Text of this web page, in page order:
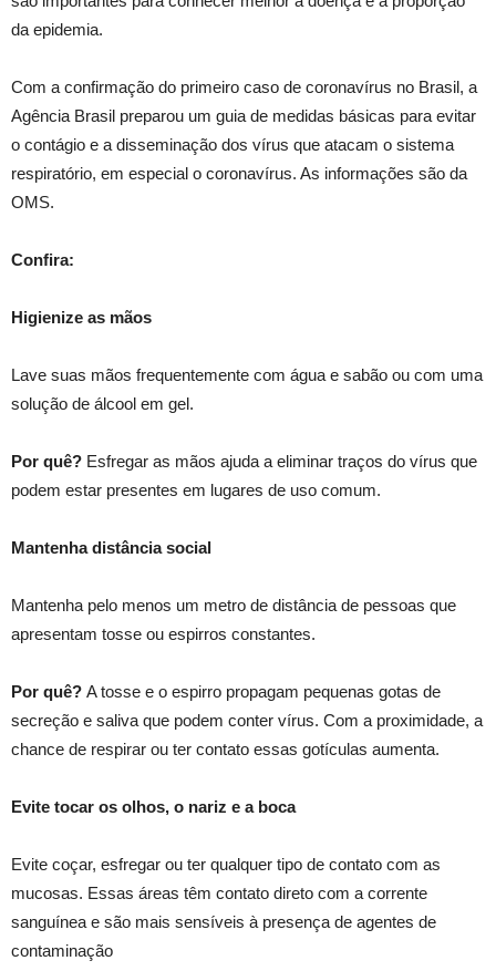
da epidemia.
Com a confirmação do primeiro caso de coronavírus no Brasil, a
Agência Brasil preparou um guia de medidas básicas para evitar
o contágio e a disseminação dos vírus que atacam o sistema
respiratório, em especial o coronavírus. As informações são da
OMS.
Confira:
Higienize as mãos
Lave suas mãos frequentemente com água e sabão ou com uma
solução de álcool em gel.
Por quê? Esfregar as mãos ajuda a eliminar traços do vírus que
podem estar presentes em lugares de uso comum.
Mantenha distância social
Mantenha pelo menos um metro de distância de pessoas que
apresentam tosse ou espirros constantes.
Por quê? A tosse e o espirro propagam pequenas gotas de
secreção e saliva que podem conter vírus. Com a proximidade, a
chance de respirar ou ter contato essas gotículas aumenta.
Evite tocar os olhos, o nariz e a boca
Evite coçar, esfregar ou ter qualquer tipo de contato com as
mucosas. Essas áreas têm contato direto com a corrente
sanguínea e são mais sensíveis à presença de agentes de
contaminação